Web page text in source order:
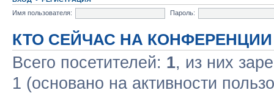
Имя пользователя:
Пароль:
КТО СЕЙЧАС НА КОНФЕРЕНЦИИ
Всего посетителей: 1, из них
1 (основано на активности